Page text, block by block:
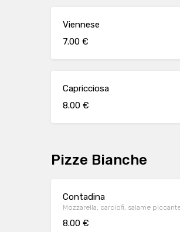
Viennese
7.00 €
Capricciosa
8.00 €
Pizze Bianche
Contadina
Mozzarella, carciofi, salame
8.00 €